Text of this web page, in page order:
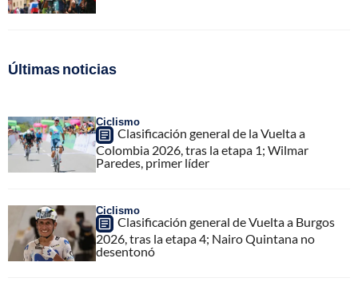
Últimas noticias
Ciclismo
Clasificación general de la Vuelta a
Colombia 2026, tras la etapa 1; Wilmar
Paredes, primer líder
Ciclismo
Clasificación general de Vuelta a Burgos
2026, tras la etapa 4; Nairo Quintana no
desentonó